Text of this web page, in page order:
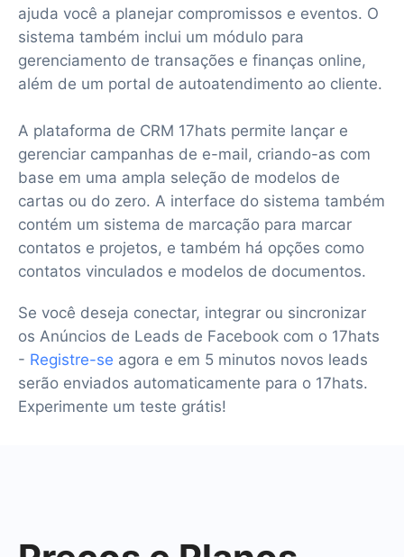
ajuda você a planejar compromissos e eventos. O
sistema também inclui um módulo para
gerenciamento de transações e finanças online,
além de um portal de autoatendimento ao cliente.
A plataforma de CRM 17hats permite lançar e
gerenciar campanhas de e-mail, criando-as com
base em uma ampla seleção de modelos de
cartas ou do zero. A interface do sistema também
contém um sistema de marcação para marcar
contatos e projetos, e também há opções como
contatos vinculados e modelos de documentos.
Se você deseja conectar, integrar ou sincronizar
os Anúncios de Leads de Facebook com o 17hats
- Registre-se agora e em 5 minutos novos leads
serão enviados automaticamente para o 17hats.
Experimente um teste grátis!